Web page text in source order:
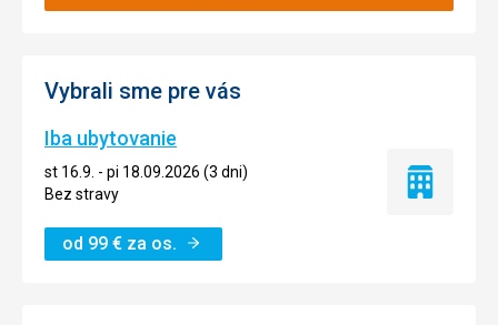
Vybrali sme pre vás
Iba ubytovanie
st 16.9. - pi 18.09.2026 (3 dni)
Bez stravy
od 99 € za os.
Iba